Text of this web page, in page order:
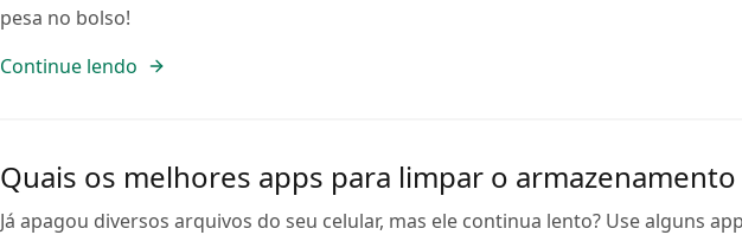
pesa no bolso!
Continue lendo
Quais os melhores apps para limpar o
Já apagou diversos arquivos do seu celular, mas ele continua lento? Use alguns